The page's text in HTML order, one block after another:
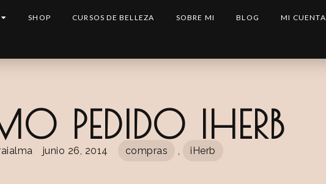
SHOP CURSOS DE BELLEZA SOBRE MI BLOG MI CUENTA
PEDIDO IHERB
junio 26, 2014 compras , iHerb